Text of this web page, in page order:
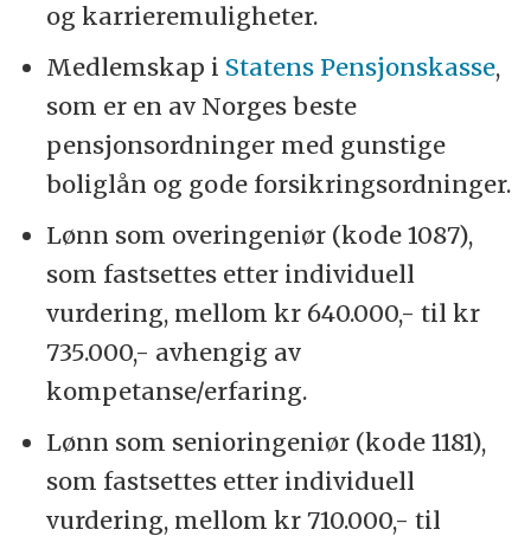
og karrieremuligheter.
Medlemskap i Statens Pensjonskasse,
som er en av Norges beste
pensjonsordninger med gunstige
boliglån og gode forsikringsordninger.
Lønn som overingeniør (kode 1087),
som fastsettes etter individuell
vurdering, mellom kr 640.000,- til kr
735.000,- avhengig av
kompetanse/erfaring.
Lønn som senioringeniør (kode 1181),
som fastsettes etter individuell
vurdering, mellom kr 710.000,- til